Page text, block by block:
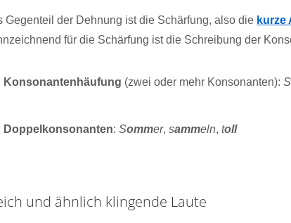
Gegenteil der Dehnung ist die Schärfung, also die kurze
für die Schärfung ist die Schreibung der
Konsonantenhäufung (zwei oder mehr Konsonanten):S
Doppelkonsonanten:Sommer,sammeln,toll
und ähnlich klingende Laute